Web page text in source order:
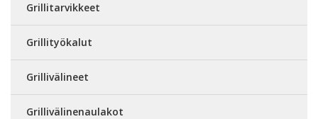
Grillitarvikkeet
Grillityökalut
Grillivälineet
Grillivälinenaulakot